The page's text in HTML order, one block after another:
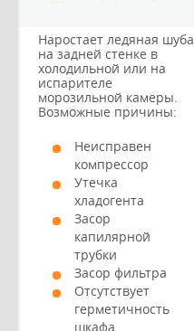
Наростает ледяная шуба
на задней стенке в
холодильной или на
испарителе
морозильной камеры.
Возможные причины:
Неисправен
компрессор
Утечка
хладогента
Засор
капилярной
трубки
Засор фильтра
Отсутствует
герметичность
шкафа